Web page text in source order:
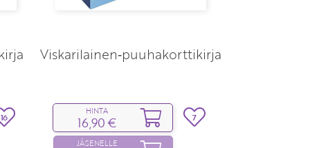
16
Viskarilainen‑puuhakorttikirja
HINTA
16,90 €
JÄSENELLE
7